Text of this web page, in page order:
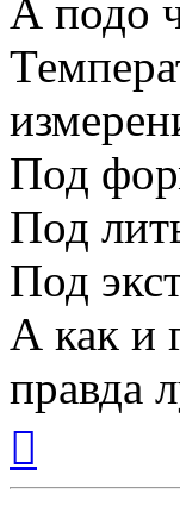
А подо
Под
Под
Под
А как и
правда
началу